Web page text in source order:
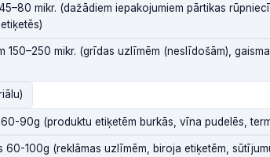
mikr. (dažādiem iepakojumiem pārtikas
150–250 mikr. (grīdas uzlīmēm (neslīdošām),
90g (produktu etiķetēm burkās, vīna pudelēs,
60-100g (reklāmas uzlīmēm, biroja etiķetēm,